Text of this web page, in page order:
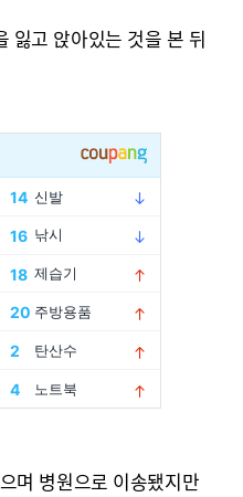
잃고 앉아있는 것을 본 뒤
며 병원으로 이송됐지만